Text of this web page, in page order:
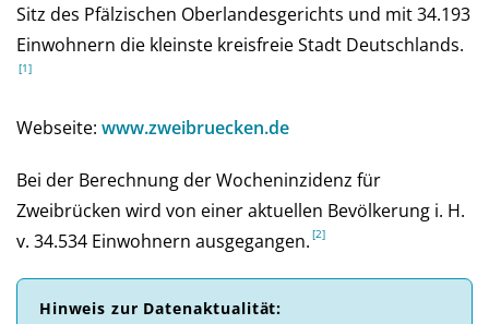
Sitz des Pfälzischen Oberlandesgerichts und mit 34.193
Einwohnern die kleinste kreisfreie Stadt Deutschlands.
Webseite: www.zweibruecken.de
Bei der Be­rech­nung der Wochen­inzi­denz für
Zweibrücken wird von einer aktu­el­len Be­völ­ke­rung i. H.
v. 34.534 Ein­woh­nern aus­ge­gan­gen.
Hinweis zur Daten­aktuali­tät: